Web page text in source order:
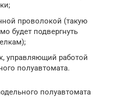
проволокой (такую
будет подвергнуть
управляющий работой
полуавтомата.
полуавтомата